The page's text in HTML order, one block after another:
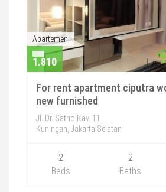
Apartemen
1.810
For rent apartment ciputra
new furnished
Jl. Dr. Satrio Kav. 11
Kuningan, Jakarta Selatan
2
Beds
2
Baths